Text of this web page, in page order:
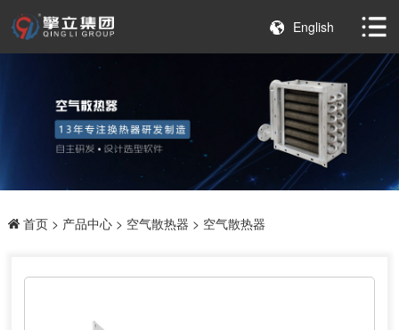
English
首页> 产品中心> 空气散热器 > 空气散热器